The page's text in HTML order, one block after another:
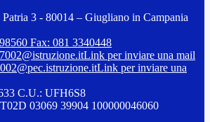
3 - 80014 – Giugliano in Campania
Fax: 081 3340448
Link per inviare una mail
Link per inviare una
C.U.: UFH6S8
03069 39904 100000046060